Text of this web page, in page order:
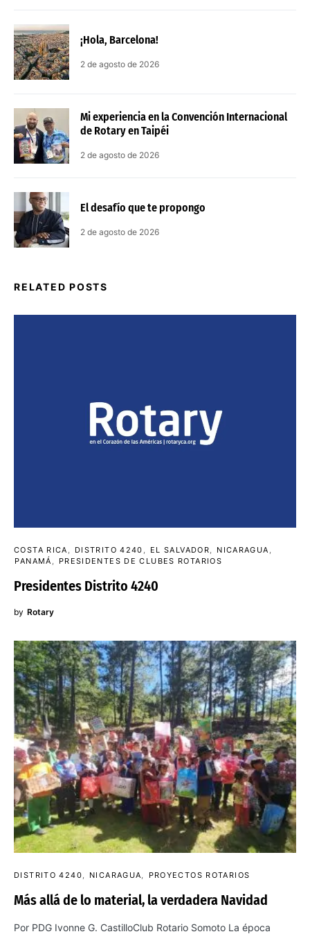
¡Hola, Barcelona!
2 de agosto de 2026
Mi experiencia en la Convención Internacional
de Rotary en Taipéi
2 de agosto de 2026
El desafío que te propongo
2 de agosto de 2026
RELATED POSTS
COSTA RICA DISTRITO 4240 EL SALVADOR
NICARAGUA
PANAMÁ
PRESIDENTES DE CLUBES ROTARIOS
Presidentes Distrito 4240
by Rotary
DISTRITO 4240 NICARAGUA PROYECTOS ROTARIOS
Más allá de lo material, la verdadera Navidad
Por PDG Ivonne G. CastilloClub Rotario Somoto La época